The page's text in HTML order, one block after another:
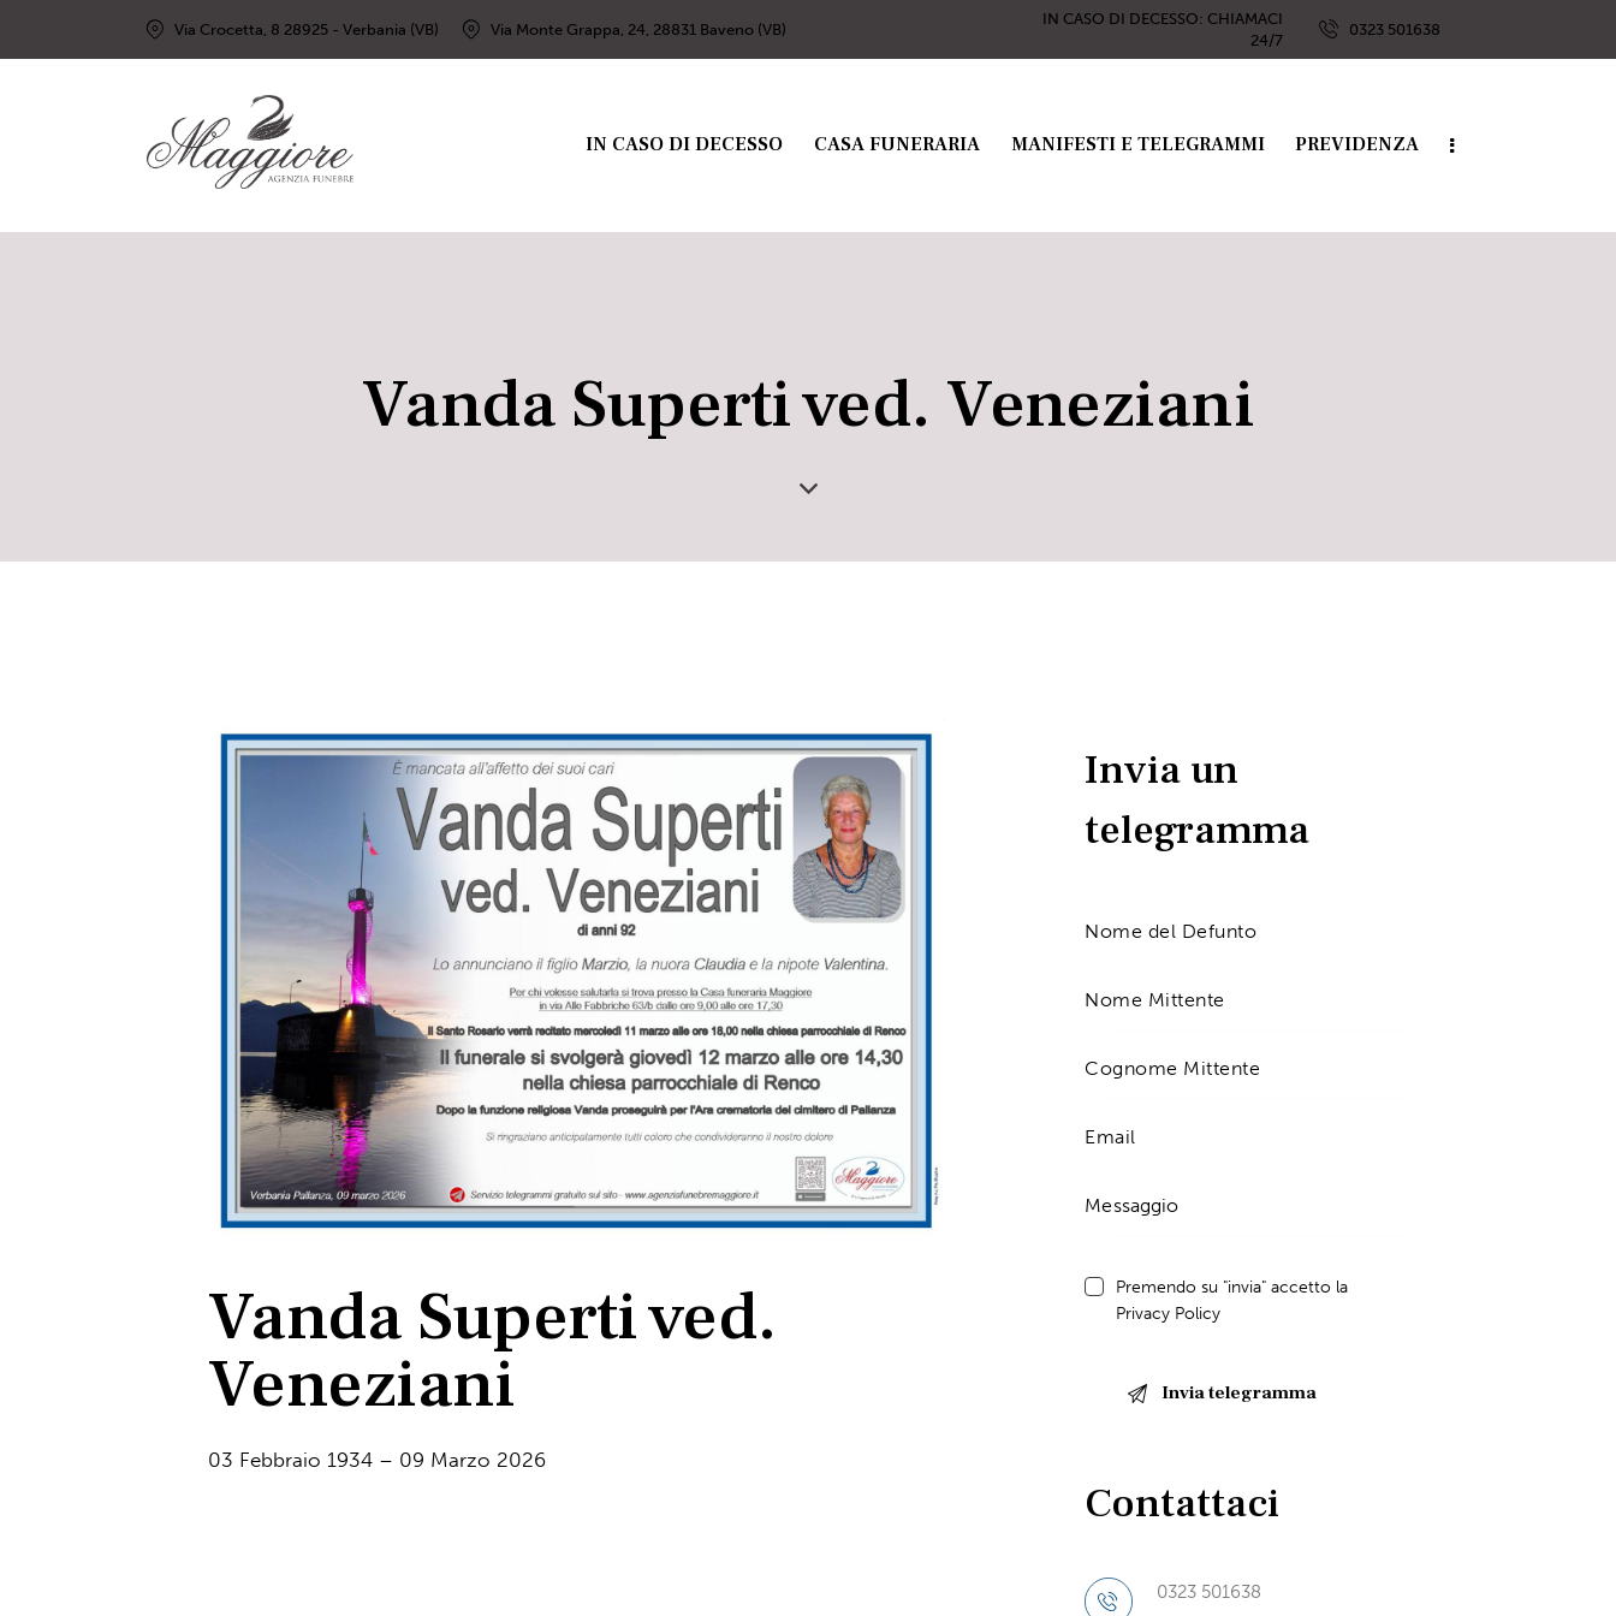
Via Crocetta, 8 28925 - Verbania (VB) Via Monte Grappa, 24, 28831 Baveno (VB)
IN CASO DI DECESSO: CHIAMACI
24/7
0323 501638
IN CASO DI DECESSO CASA FUNERARIA MANIFESTI E TELEGRAMMI PREVIDENZA
Vanda Superti ved. Veneziani
Vanda Superti ved.
Veneziani
03 Febbraio 1934 – 09 Marzo 2026
Invia un
telegramma
Premendo su "invia" accetto la
Privacy Policy
Contattaci
0323 501638